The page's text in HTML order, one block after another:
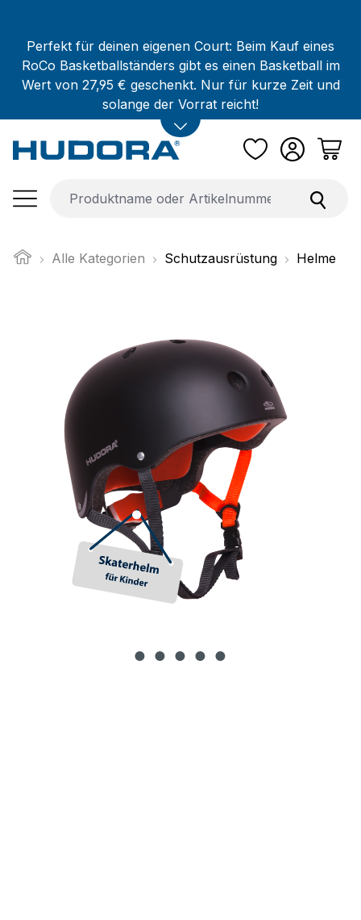
Perfekt für deinen eigenen Court: Beim Kauf eines
RoCo Basketballständers gibt es einen Basketball im
Wert von 27,95 € geschenkt. Nur für kurze Zeit und
solange der Vorrat reicht!
Alle Kategorien Schutzausrüstung Helme